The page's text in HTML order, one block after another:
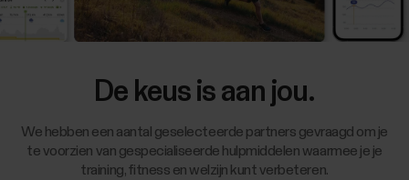
De keus is aan jou.
We hebben een aantal geselecteerde partners gevraagd om je
te voorzien van gespecialiseerde hulpmiddelen waarmee je je
training, fitness en welzijn kunt verbeteren.